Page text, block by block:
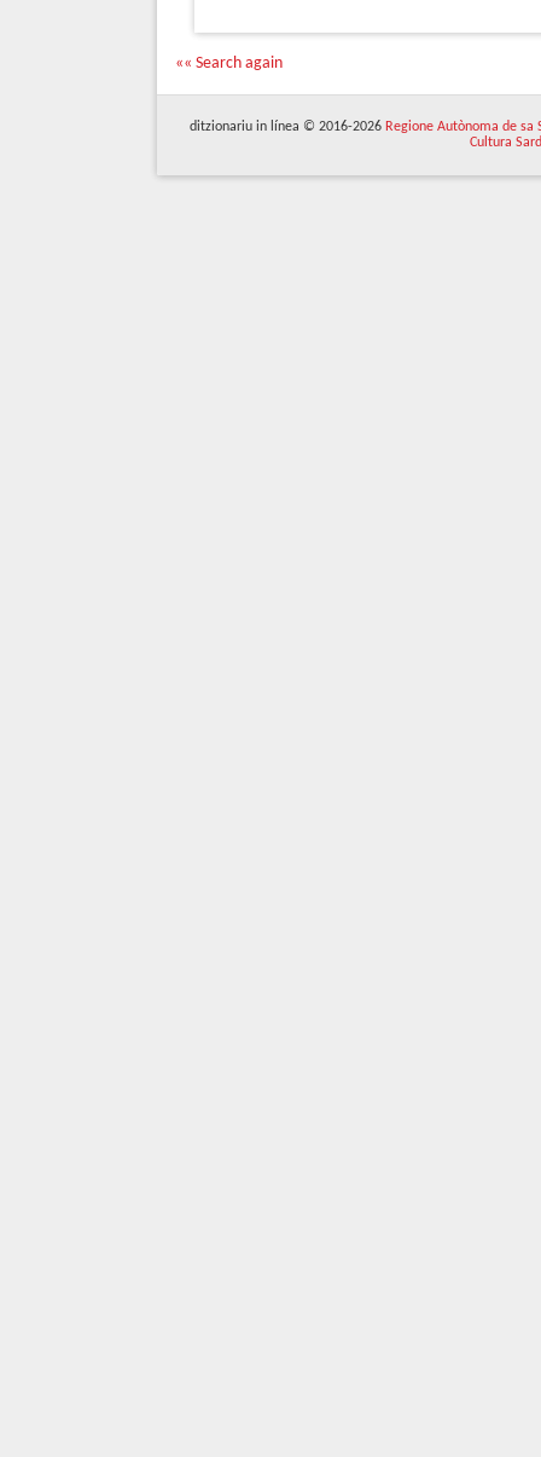
«« Search again
ditzionariu in línea © 2016-2026 Regione Autònoma de sa
Cultura